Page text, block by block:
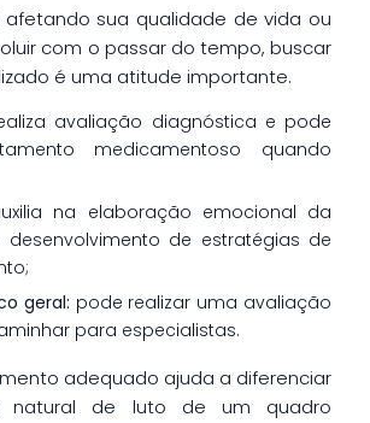
sua qualidade de vida ou
com o passar do tempo, buscar
é uma atitude importante.
avaliação diagnóstica e pode
medicamentoso quando
na elaboração emocional da
de estratégias de
geral: pode realizar uma avaliação
para especialistas.
adequado ajuda a diferenciar
natural de luto de um quadro